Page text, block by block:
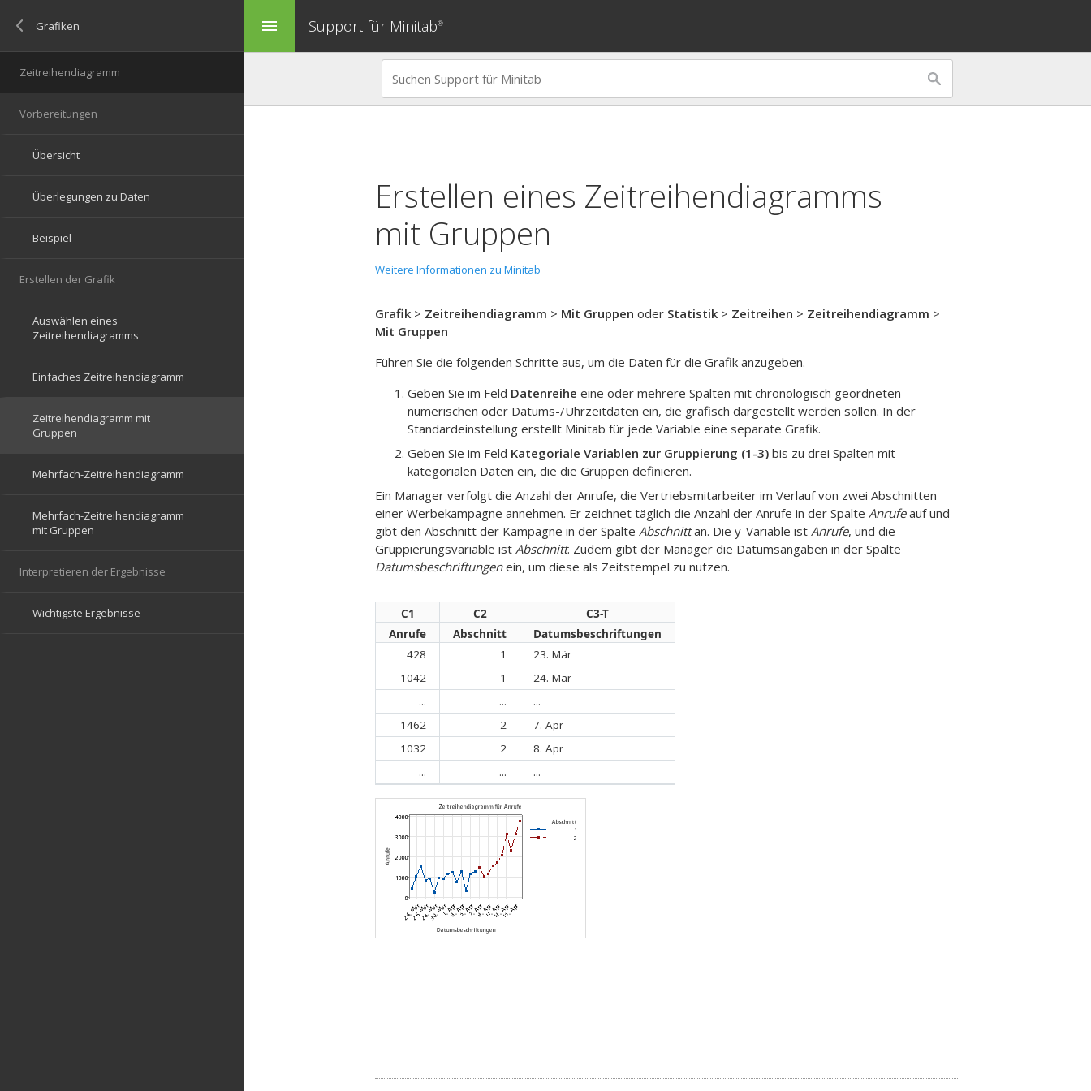
menu Support für Minitab®
Erstellen eines Zeitreihendiagramms
mit Gruppen
Weitere Informationen zu Minitab
Grafik > Zeitreihendiagramm > Mit Gruppen oder Statistik > Zeitreihen > Zeitreihendiagramm >
Mit Gruppen
Führen Sie die folgenden Schritte aus, um die Daten für die Grafik anzugeben.
Geben Sie im Feld Datenreihe eine oder mehrere Spalten mit chronologisch geordneten
numerischen oder Datums-/Uhrzeitdaten ein, die grafisch dargestellt werden sollen. In der
Standardeinstellung erstellt Minitab für jede Variable eine separate Grafik.
Geben Sie im Feld Kategoriale Variablen zur Gruppierung (1-3) bis zu drei Spalten mit
kategorialen Daten ein, die die Gruppen definieren.
Ein Manager verfolgt die Anzahl der Anrufe, die Vertriebsmitarbeiter im Verlauf von zwei Abschnitten
einer Werbekampagne annehmen. Er zeichnet täglich die Anzahl der Anrufe in der Spalte Anrufeauf und
gibt den Abschnitt der Kampagne in der Spalte Abschnittan. Die y-Variable ist Anrufe, und die
Gruppierungsvariable ist Abschnitt. Zudem gibt der Manager die Datumsangaben in der Spalte
Datumsbeschriftungenein, um diese als Zeitstempel zu nutzen.
C1 C2
C3-T
Anrufe
Abschnitt
Datumsbeschriftungen
428
1
23. Mär
1042
1
24. Mär
...
...
...
1462
2
7. Apr
1032
2
8. Apr
...
... ...